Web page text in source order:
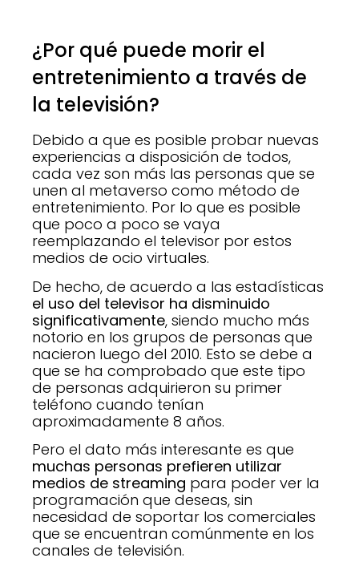
¿Por qué puede morir el
entretenimiento a través de
la televisión?
Debido a que es posible probar nuevas
experiencias a disposición de todos,
cada vez son más las personas que se
unen al metaverso como método de
entretenimiento. Por lo que es posible
que poco a poco se vaya
reemplazando el televisor por estos
medios de ocio virtuales.
De hecho, de acuerdo a las estadísticas
el uso del televisor ha disminuido
significativamente, siendo mucho más
notorio en los grupos de personas que
nacieron luego del 2010. Esto se debe a
que se ha comprobado que este tipo
de personas adquirieron su primer
teléfono cuando tenían
aproximadamente 8 años.
Pero el dato más interesante es que
muchas personas prefieren utilizar
medios de streaming para poder ver la
programación que deseas, sin
necesidad de soportar los comerciales
que se encuentran comúnmente en los
canales de televisión.